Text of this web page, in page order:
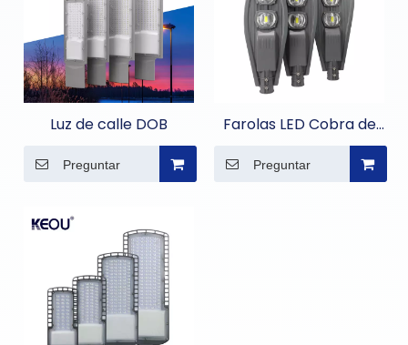
Luz de calle DOB
Preguntar
Farolas LED Cobra de
aluminio fundido a
presión
Preguntar